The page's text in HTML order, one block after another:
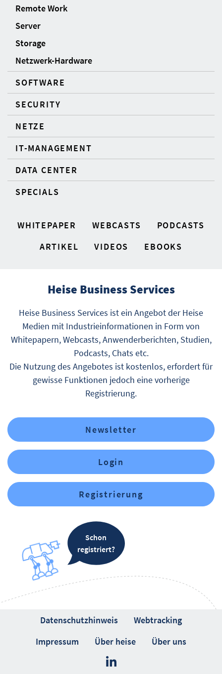
Remote Work
Server
Storage
Netzwerk-Hardware
SOFTWARE
SECURITY
NETZE
IT-MANAGEMENT
DATA CENTER
SPECIALS
WHITEPAPER WEBCASTS
PODCASTS
ARTIKEL
VIDEOS EBOOKS
Heise Business Services
Heise Business Services ist ein Angebot der Heise
Medien mit Industrieinformationen in Form von
Whitepapern, Webcasts, Anwenderberichten, Studien,
Podcasts, Chats etc.
Die Nutzung des Angebotes ist kostenlos, erfordert für
gewisse Funktionen jedoch eine vorherige
Registrierung.
Newsletter
Login
Registrierung
Schon
registriert?
Datenschutzhinweis
Webtracking
Impressum
Über heise Über uns